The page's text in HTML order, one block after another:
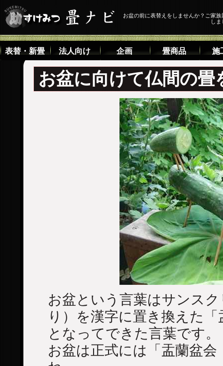
お盆の前に表替えをしませんか？ご家
し
表替・新畳 法人向け 企画 畳商品 施
お盆に向けて仏間の畳
お盆という言葉はサンス
り）を漢字に置き換えた
となってできた言葉です。
お盆は正式には「盂蘭盆